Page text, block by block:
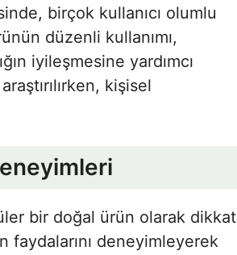
birçok kullanıcı olumlu
düzenli kullanımı,
iyileşmesine yardımcı
kişisel
bir doğal ürün olarak dikkat
faydalarını deneyimleyerek